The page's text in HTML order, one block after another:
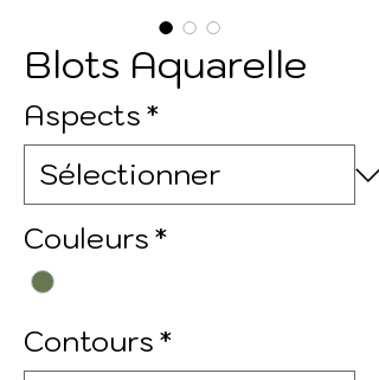
Blots Aquarelle
Aspects*
Couleurs*
Contours*